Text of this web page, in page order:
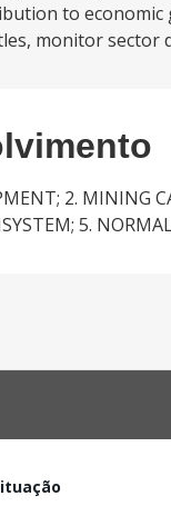
to
monitor sector
2. MINING
5.